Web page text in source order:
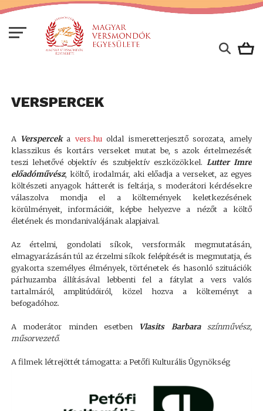
VERSPERCEK
A Versperceka vers.huoldal ismeretterjesztő sorozata, amely
klasszikus és kortárs verseket mutat be, s azok értelmezését
teszi lehetővé objektív és szubjektív eszközökkel.Lutter Imre
előadóművész, költő, irodalmár, aki előadja a verseket, az egyes
költészeti anyagok hátterét is feltárja, s moderátori kérdésekre
válaszolva mondja el a költemények keletkezésének
körülményeit, információit, képbe helyezve a nézőt a költő
életének és mondanivalójának alapjaival.
Az értelmi, gondolati síkok, versformák megmutatásán,
elmagyarázásán túl az érzelmi síkok felépítését is megmutatja, és
gyakorta személyes élmények, történetek és hasonló szituációk
párhuzamba állításával lebbenti fel a fátylat a vers valós
tartalmáról, amplitúdóiról, közel hozva a költeményt a
befogadóhoz.
A moderátor minden esetben Vlasits Barbara
színművész,
műsorvezető.
A filmek létrejöttét támogatta: a Petőfi Kulturális Ügynökség